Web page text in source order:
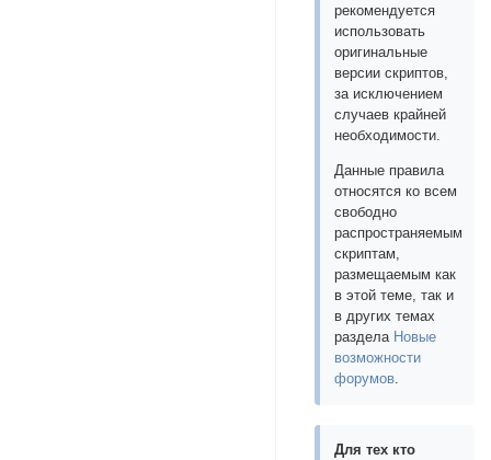
рекомендуется
использовать
оригинальные
версии скриптов,
за исключением
случаев крайней
необходимости.
Данные правила
относятся ко всем
свободно
распространяемым
скриптам,
размещаемым как
в этой теме, так и
в других темах
раздела Новые
возможности
форумов.
Для тех кто